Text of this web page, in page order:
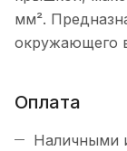
мм².
окружающего
Оплата
Наличными